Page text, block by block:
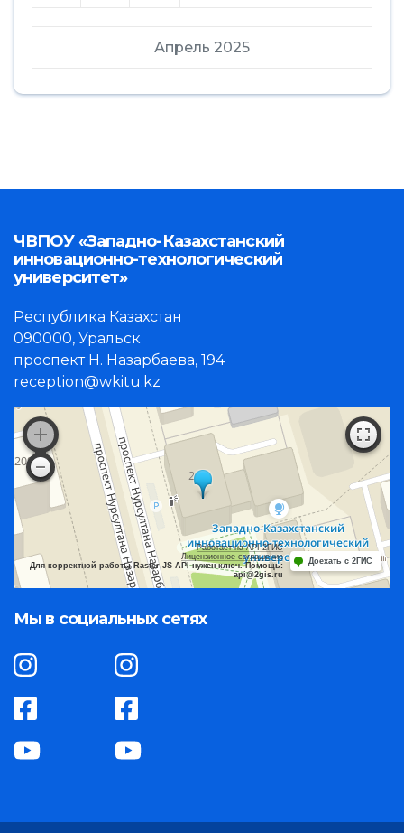
Апрель 2025
ЧВПОУ «Западно-Казахстанский
инновационно-технологический
университет»
Республика Казахстан
090000, Уральск
проспект Н. Назарбаева, 194
reception@wkitu.kz
Работает на API 2ГИС
Лицензионное соглашение
Для корректной работы Raster JS API нужен ключ. Помощь:
api@2gis.ru
Доехать с 2ГИС
Мы в социальных сетях